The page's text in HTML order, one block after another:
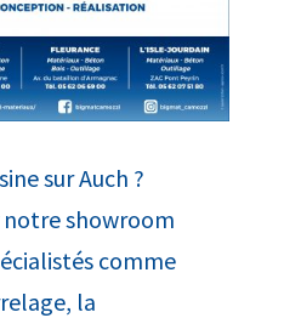
sur Auch ?
notre showroom
comme
la